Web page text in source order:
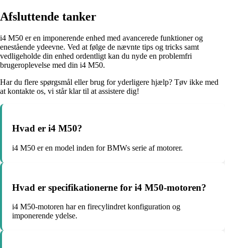
Afsluttende tanker
i4 M50 er en imponerende enhed med avancerede funktioner og
enestående ydeevne. Ved at følge de nævnte tips og tricks samt
vedligeholde din enhed ordentligt kan du nyde en problemfri
brugeroplevelse med din i4 M50.
Har du flere spørgsmål eller brug for yderligere hjælp? Tøv ikke med
at kontakte os, vi står klar til at assistere dig!
Hvad er i4 M50?
i4 M50 er en model inden for BMWs serie af motorer.
Hvad er specifikationerne for i4 M50-motoren?
i4 M50-motoren har en firecylindret konfiguration og
imponerende ydelse.